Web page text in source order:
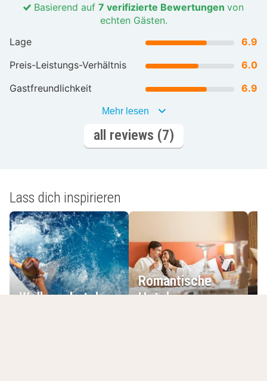
Basierend auf 7 verifizierte Bewertungen von
echten Gästen.
Lage
6.9
Preis-Leistungs-Verhältnis
6.0
Gastfreundlichkeit
6.9
Mehr lesen
all reviews (7)
Lass dich inspirieren
Wellnesshotels
Romantische
Hotels